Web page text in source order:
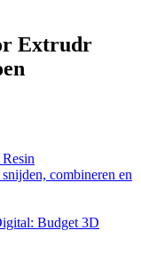
Extrudr
combineren en
Budget 3D